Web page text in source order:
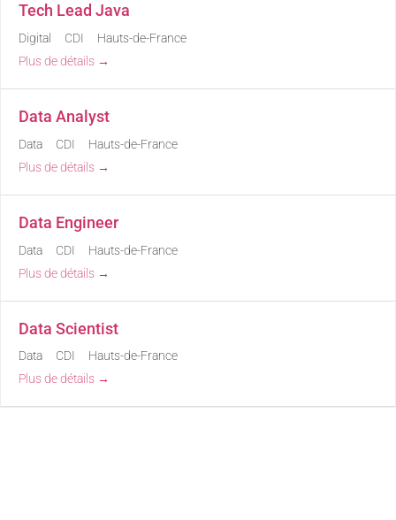
Tech Lead Java
Digital CDI
Hauts-de-France
Plus de détails
Data Analyst
Data CDI
Hauts-de-France
Plus de détails
Data Engineer
Data CDI
Hauts-de-France
Plus de détails
Data Scientist
Data CDI
Hauts-de-France
Plus de détails